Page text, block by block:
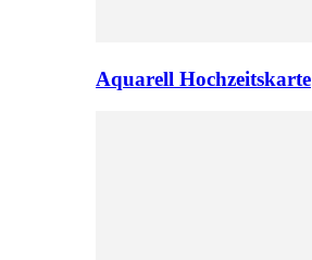
Aquarell Hochzeitskarte